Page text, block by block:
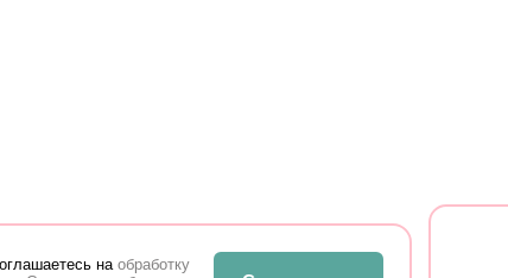
на обработку